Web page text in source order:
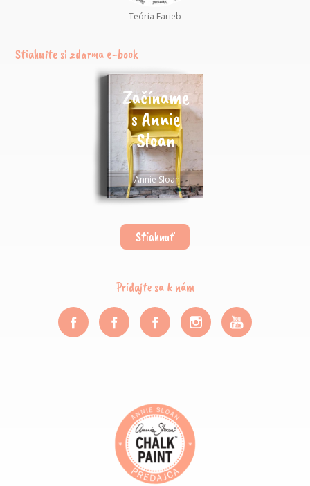
Teória Farieb
Stiahnite si zdarma e-book
Začíname
s Annie
Sloan
Annie Sloan
Stiahnuť
Pridajte sa k nám